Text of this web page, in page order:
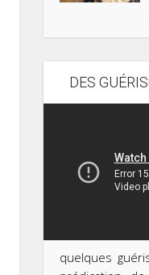
DES
quelques